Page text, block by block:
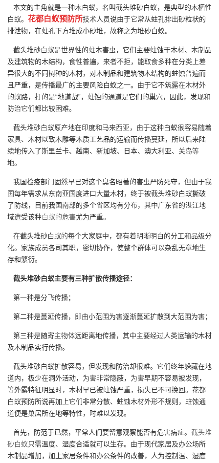
本文的主角就是一种木白蚁，名叫截头堆砂白蚁，是典型的木栖性
白蚁。 花都白蚁预防所技术人员说由于它常从蛀孔排出砂粒状的
排泄物，在蛀孔下方堆成小砂堆，故称之为堆砂白蚁。
截头堆砂白蚁是世界性的蛀木害虫，它们主要蛀蚀干木材、木制品
及建筑物的木结构，食性普遍，来者不拒，能取食多种在分类上差
异很大的不同树种的木材，对木制品和建筑物木结构的蛀蚀普遍而
且严重，是传播最广的主要风险白蚁之一。由于它不筑露在木材外
的蚁路，打的是“地道战”，蛀蚀的通道是它们的巢穴，因此，发现和
防治它们都比较困难。
截头堆砂白蚁原产地在印度和马来西亚，由于这种白蚁很容易随着
家具、木材以致木雕等木质工艺品的运输而传播蔓延，所以后来陆
续地传入了斯里兰卡、越南、新加坡、日本、澳大利亚、关岛等
地。
我国检疫部门固然早已对这个臭名昭著的害虫严防死守，但由于我
国每年需求从东南亚国度进口大量木材，终于被截头堆砂白蚁撕破
了防线，目前我国南部的多个省区均有分布，其中广东省的湛江地
域遭受该种白蚁的危害尤为严重。
在截头堆砂白蚁的每个大家庭中，都有着明晰明白的分工和品级分
化。家族成员各司其职，密切协作，使整个群体可以杂乱无章地生
存和繁衍。
截头堆砂白蚁主要有三种扩散传播途径：
第一种是分飞传播；
第二种是蔓延传播，即由小范围为害逐渐蔓延扩散到大范围为害；
第三种是随寄主物体远距离地传播，其中主要经过人类运输的木材
及木制品实行传播。
截头堆砂白蚁扩散容易，但发现和防治却很难。它们终年躲藏在地
道内，极少在洞外活动，为害非常隐蔽，为害早期不容易被发现，
等外露特征明显时，木材早已被蛀蚀严重，损失已不可挽回。花都
白蚁预防所说再加上它们非常分散、蛀蚀木材外形不规则，蛀蚀通
道便是巢居所在地等特性，时难以发现。
首先，防范于已然，平常人们要留意观察能否有危害病症。 截头堆
砂白蚁只需温度、湿度合适就可以生存。由于现代家居及办公场所
木制品增加，加上家居条件和办公条件的改善，人为控制温、湿度